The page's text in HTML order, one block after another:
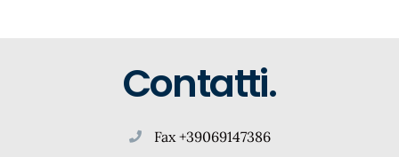
Contatti.
Fax +39069147386